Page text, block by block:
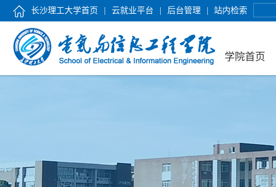
长沙理工大学首页 云就业平台 后台管理 站内检索
学院首页